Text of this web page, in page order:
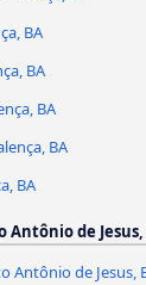
BA
BA
BA
BA
BA
Antônio de Jesus,
Antônio de Jesus,